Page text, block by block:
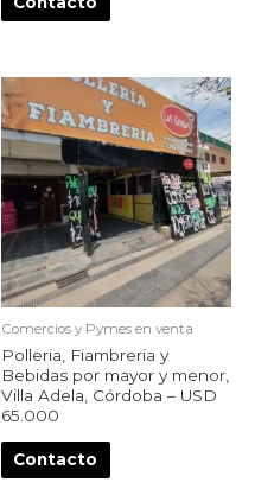
Comercios y Pymes en venta
Polleria, Fiambreria y
Bebidas por mayor y menor,
Villa Adela, Córdoba – USD
65.000
Contacto